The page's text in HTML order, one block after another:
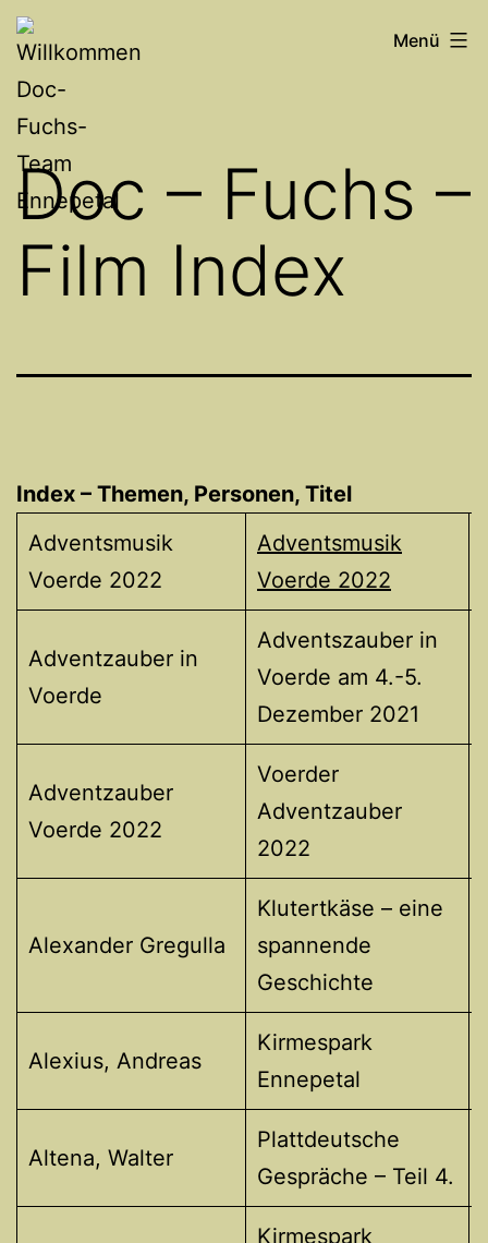
Zum
Inhalt
springen
Willkommen
Doc-
Fuchs-
Team
Ennepetal
Menü
Doc – Fuchs –
Film Index
Index – Themen, Personen, Titel
Adventsmusik
Voerde 2022
Adventsmusik
Voerde 2022
Adventzauber in
Voerde
Adventszauber in
Voerde am 4.-5.
Dezember 2021
Adventzauber
Voerde 2022
Voerder
Adventzauber
2022
Alexander Gregulla
Klutertkäse – eine
spannende
Geschichte
Alexius, Andreas
Kirmespark
Ennepetal
Altena, Walter
Plattdeutsche
Gespräche – Teil 4.
Kirmespark